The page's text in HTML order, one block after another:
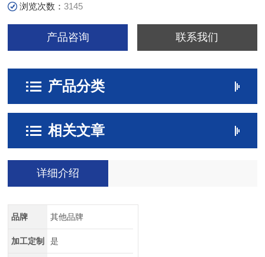
浏览次数：3145
产品咨询 联系我们
产品分类
相关文章
详细介绍
品牌 其他品牌
加工定制 是